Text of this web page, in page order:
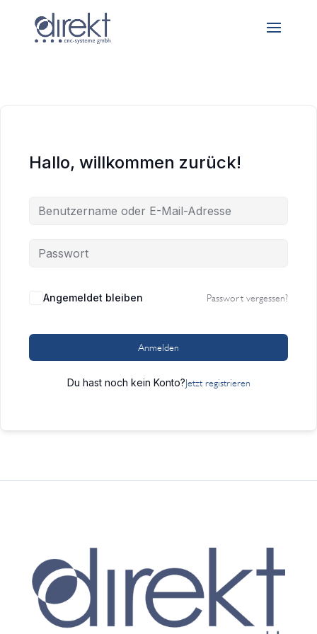
Hallo, willkommen zurück!
Angemeldet bleiben Passwort vergessen?
Anmelden
Du hast noch kein Konto?Jetzt registrieren